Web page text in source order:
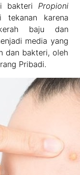
bakteri Propioni
tekanan karena
baju dan
media yang
dan bakteri, oleh
Pribadi.